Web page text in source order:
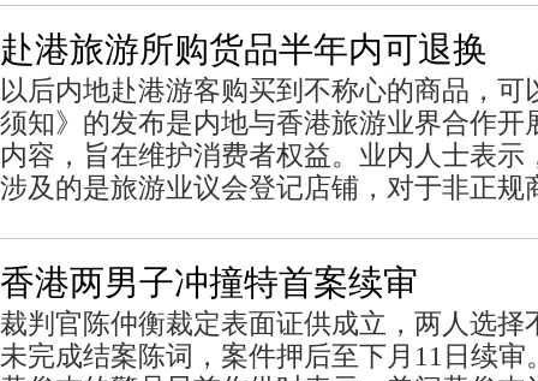
赴港旅游所购货品半年内可退换
以后内地赴港游客购买到不称心的商品，可
须知》的发布是内地与香港旅游业界合作开
内容，旨在维护消费者权益。业内人士表示
涉及的是旅游业议会登记店铺，对于非正规
香港两男子冲撞特首案续审
裁判官陈仲衡裁定表面证供成立，两人选择
未完成结案陈词，案件押后至下月11日续审